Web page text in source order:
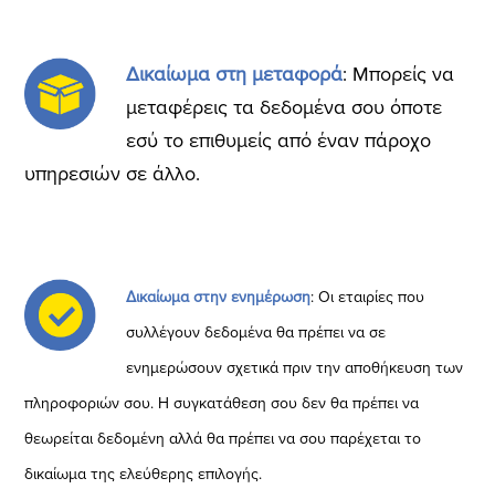
Δικαίωμα στη μεταφορά: Μπορείς να
μεταφέρεις τα δεδομένα σου όποτε
εσύ το επιθυμείς από έναν πάροχο
υπηρεσιών σε άλλο.
Δικαίωμα στην ενημέρωση: Οι εταιρίες που
συλλέγουν δεδομένα θα πρέπει να σε
ενημερώσουν σχετικά πριν την αποθήκευση των
πληροφοριών σου. Η συγκατάθεση σου δεν θα πρέπει να
θεωρείται δεδομένη αλλά θα πρέπει να σου παρέχεται το
δικαίωμα της ελεύθερης επιλογής.